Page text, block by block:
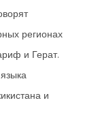
регионах
и Герат.
и